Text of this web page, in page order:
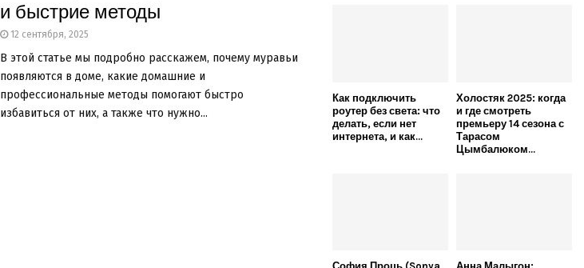
и быстрие методы
12 сентября, 2025
В этой статье мы подробно расскажем, почему муравьи
появляются в доме, какие домашние и
профессиональные методы помогают быстро
избавиться от них, а также что нужно...
Как подключить
роутер без света: что
делать, если нет
интернета, и как...
Холостяк 2025: когда
и где смотреть
премьеру 14 сезона с
Тарасом
Цымбалюком...